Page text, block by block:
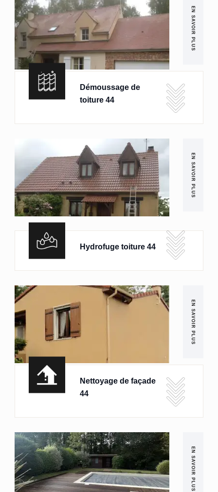
EN SAVOIR PLUS
Démoussage de
toiture 44
EN SAVOIR PLUS
Hydrofuge toiture 44
EN SAVOIR PLUS
Nettoyage de façade
44
EN SAVOIR PLUS